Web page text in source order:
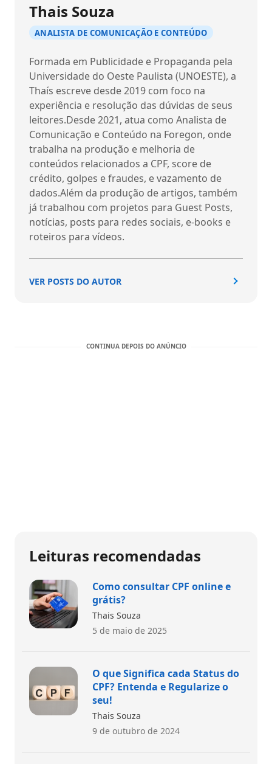
Thais Souza
ANALISTA DE COMUNICAÇÃO E CONTEÚDO
Formada em Publicidade e Propaganda pela
Universidade do Oeste Paulista (UNOESTE), a
Thaís escreve desde 2019 com foco na
experiência e resolução das dúvidas de seus
leitores.Desde 2021, atua como Analista de
Comunicação e Conteúdo na Foregon, onde
trabalha na produção e melhoria de
conteúdos relacionados a CPF, score de
crédito, golpes e fraudes, e vazamento de
dados.Além da produção de artigos, também
já trabalhou com projetos para Guest Posts,
notícias, posts para redes sociais, e-books e
roteiros para vídeos.
VER POSTS DO AUTOR
Leituras recomendadas
Como consultar CPF online e
grátis?
Thais Souza
5 de maio de 2025
O que Significa cada Status do
CPF? Entenda e Regularize o
seu!
Thais Souza
9 de outubro de 2024